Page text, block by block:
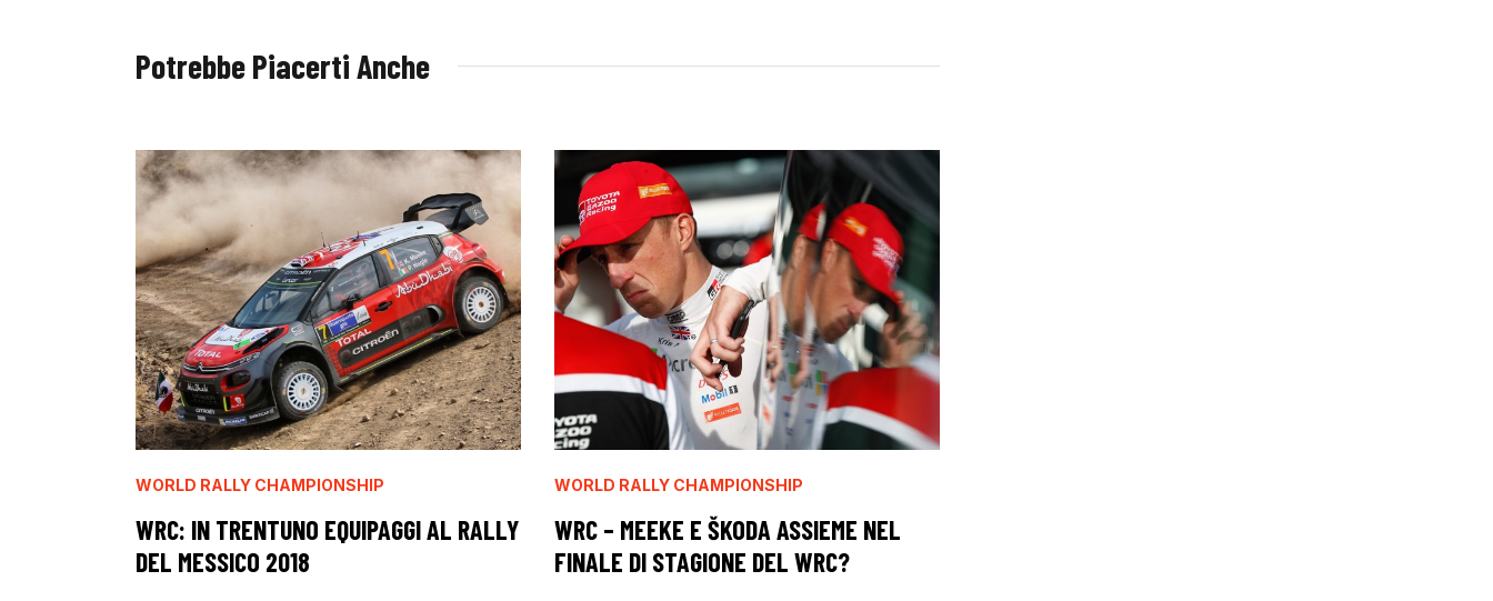
Potrebbe Piacerti Anche
WORLD RALLY CHAMPIONSHIP
WRC: IN TRENTUNO EQUIPAGGI AL RALLY
DEL MESSICO 2018
WORLD RALLY CHAMPIONSHIP
WRC – MEEKE E ŠKODA ASSIEME NEL
FINALE DI STAGIONE DEL WRC?